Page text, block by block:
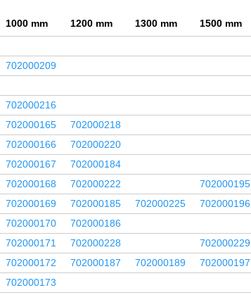
1000 mm 1200 mm 1300 mm 1500 mm
702000209
702000216
702000165
702000218
702000166
702000220
702000167
702000184
702000168 702000222
702000195
702000169 702000185 702000225 702000196
702000170
702000186
702000171 702000228
702000229
702000172 702000187 702000189 702000197
702000173